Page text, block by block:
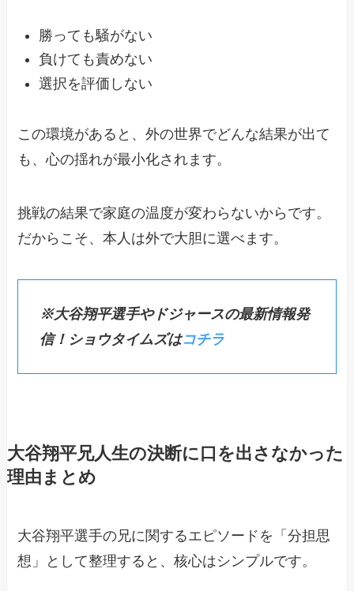
勝っても騒がない
負けても責めない
選択を評価しない
この環境があると、外の世界でどんな結果が出て
も、心の揺れが最小化されます。
挑戦の結果で家庭の温度が変わらないからです。
だからこそ、本人は外で大胆に選べます。
※大谷翔平選手やドジャースの最新情報発
信！ショウタイムズはコチラ
大谷翔平兄人生の決断に口を出さなかった
理由まとめ
大谷翔平選手の兄に関するエピソードを「分担思
想」として整理すると、核心はシンプルです。